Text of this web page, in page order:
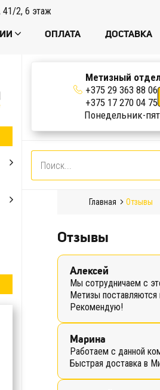
41/2, 6 этаж
ОПЛАТА ДОСТАВКА
Метизный отдел
+375 29 363 88 06
+375 17 270 04 75
Понедельник-
Главная Отзывы
Отзывы
Алексей
Мы сотрудничаем с
Метизы поставляются
Рекомендую!
Марина
Работаем с данной
Быстрая доставка в